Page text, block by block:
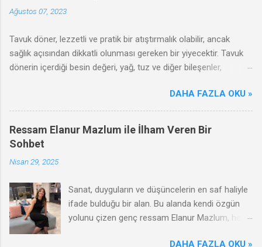
Ağustos 07, 2023
Tavuk döner, lezzetli ve pratik bir atıştırmalık olabilir, ancak
sağlık açısından dikkatli olunması gereken bir yiyecektir. Tavuk
dönerin içerdiği besin değeri, yağ, tuz ve diğer bileşenler,
makalede, tavuk dönerin olumsuz etkileri, zararları ve sağlıklı
tüketim ipuçları hakkında bilgi vereceğiz.
DAHA FAZLA OKU »
Ressam Elanur Mazlum ile İlham Veren Bir
Sohbet
Nisan 29, 2025
Sanat, duyguların ve düşüncelerin en saf haliyle
ifade bulduğu bir alan. Bu alanda kendi özgün
yolunu çizen genç ressam Elanur Mazlum, hem
DAHA FAZLA OKU »